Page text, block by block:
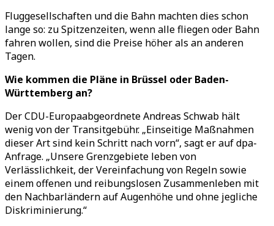
Fluggesellschaften und die Bahn machten dies schon
lange so: zu Spitzenzeiten, wenn alle fliegen oder Bahn
fahren wollen, sind die Preise höher als an anderen
Tagen.
Wie kommen die Pläne in Brüssel oder Baden-
Württemberg an?
Der CDU-Europaabgeordnete Andreas Schwab hält
wenig von der Transitgebühr. „Einseitige Maßnahmen
dieser Art sind kein Schritt nach vorn“, sagt er auf dpa-
Anfrage. „Unsere Grenzgebiete leben von
Verlässlichkeit, der Vereinfachung von Regeln sowie
einem offenen und reibungslosen Zusammenleben mit
den Nachbarländern auf Augenhöhe und ohne jegliche
Diskriminierung.“